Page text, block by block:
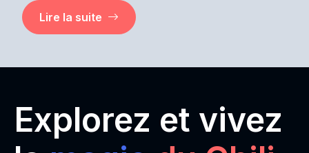
Lire la suite
Explorez et vivez